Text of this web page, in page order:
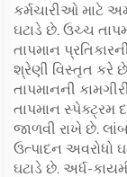
કર્મચારીઓ માટે
ઘટાડે છે. ઉચ્ચ
તાપમાન
શ્રેણી વિસ્તૃત કરે
તાપમાનની
તાપમાન સ્પેક્ટ્રમ
જાળવી રાખે છે.
ઉત્પાદન અવરોધો
ઘટાડે છે. અર્ધ-